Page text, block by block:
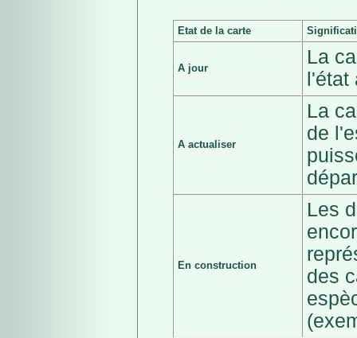
Etat de la carte
A jour
La
A actualiser
La
de
En construction
Les
des